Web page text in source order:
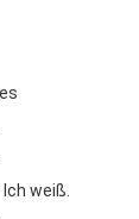
Ich weiß.